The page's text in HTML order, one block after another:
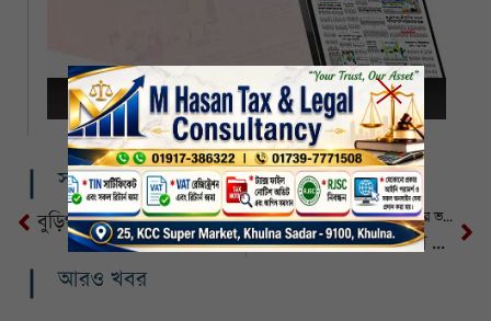
সম্পর্কিত খবর
বুড়িগঙ্গায় পড়ে নিখোঁজের ৫ দিন পর মিলল যুবকের লাশ খুমেক হাসপাতালে ডেঙ্গু ও করোনার ভর্তি রোগী বাড়ছে
ইতিহাসের সবচেয়ে ভালো নির্বাচন উপহার দেওয়ার জন্য অন্তর্বর্তীকালীন সরকারের সর্বোচ্চ চেষ্টা থাকবে
আরও খবর